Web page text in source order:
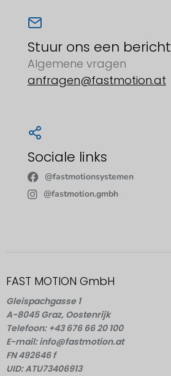
Stuur ons een bericht
Algemene vragen
anfragen@fastmotion.at
Sociale links
@fastmotionsystemen
@fastmotion.gmbh
FAST MOTION GmbH
Gleispachgasse 1
A-8045 Graz, Oostenrijk
Telefoon: +43 676 66 20 100
E-mail: info@fastmotion.at
FN 492646 f
UID: ATU73406913